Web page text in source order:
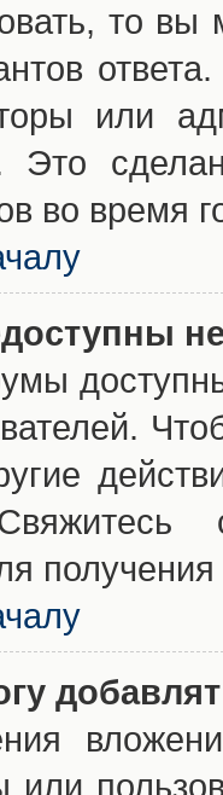
то вы
или
Это
во время
получения